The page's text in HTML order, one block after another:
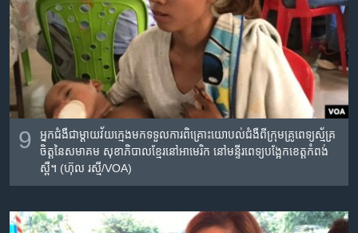
9
អ្នកជំងឺ​ជាម្តាយវ័យក្មេង​មក​ទទួល​ការ​ពិគ្រោះយោបល់​ជំងឺ​ពីក្រុម​គ្រូពេទ្យ​ស្ម័គ្រ​
ចិត្តនៃ​សមាគម​ សុខាភិបាល​ខ្មែរ​នៅ​អាមេរិក​ នៅ​មន្ទីរពេទ្យ​បង្អែក​ខេត្តកំពង់​
ស្ពឺ។ (ហ៊ុល រស្មី/VOA)​